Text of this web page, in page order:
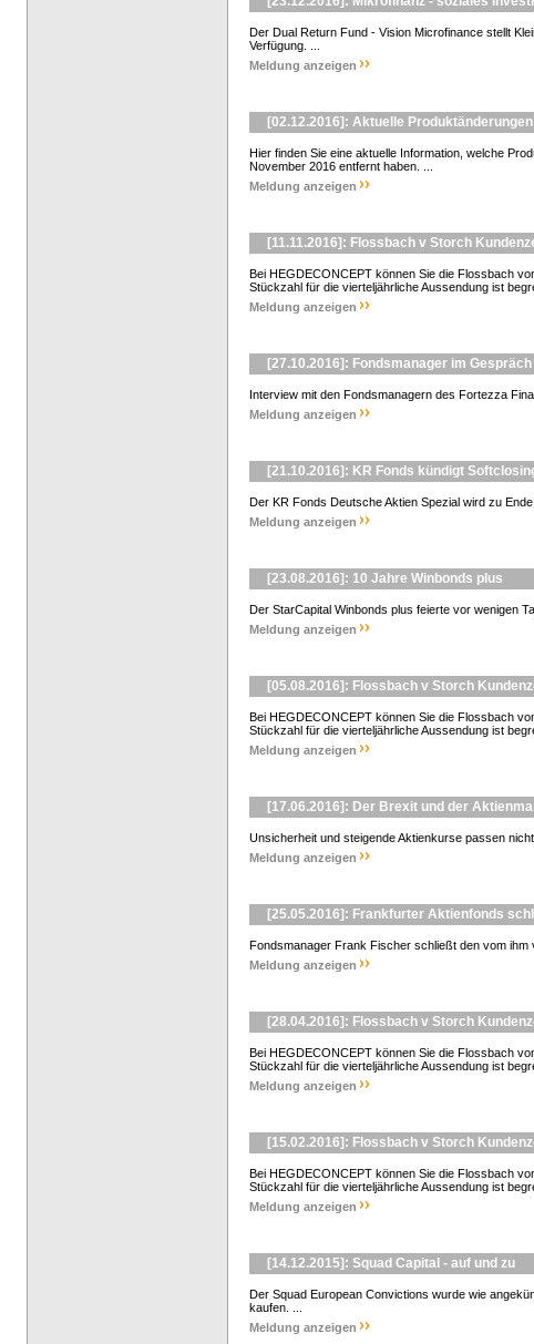
Der Dual Return Fund - Vision Microfinance stellt
Verfügung. ...
Meldung anzeigen
[02.12.2016]: Aktuelle
Hier finden Sie eine aktuelle Information, welche
November 2016 entfernt haben. ...
Meldung anzeigen
[11.11.2016]: Flossbach v Storch
Bei HEGDECONCEPT können Sie die Flossbach
Stückzahl für die vierteljährliche Aussendung ist
Meldung anzeigen
[27.10.2016]: Fondsmanager im Gespräch
Interview mit den Fondsmanagern des Fortezza
Meldung anzeigen
[21.10.2016]: KR Fonds kündigt
Der KR Fonds Deutsche Aktien Spezial wird zu
Meldung anzeigen
[23.08.2016]: 10 Jahre Winbonds plus
Der StarCapital Winbonds plus feierte vor wenigen
Meldung anzeigen
[05.08.2016]: Flossbach v Storch
Bei HEGDECONCEPT können Sie die Flossbach
Stückzahl für die vierteljährliche Aussendung ist
Meldung anzeigen
[17.06.2016]: Der Brexit und der
Unsicherheit und steigende Aktienkurse passen
Meldung anzeigen
[25.05.2016]: Frankfurter Aktienfonds
Fondsmanager Frank Fischer schließt den vom ihm
Meldung anzeigen
[28.04.2016]: Flossbach v Storch
Bei HEGDECONCEPT können Sie die Flossbach
Stückzahl für die vierteljährliche Aussendung ist
Meldung anzeigen
[15.02.2016]: Flossbach v Storch
Bei HEGDECONCEPT können Sie die Flossbach
Stückzahl für die vierteljährliche Aussendung ist
Meldung anzeigen
[14.12.2015]: Squad Capital - auf und zu
Der Squad European Convictions wurde wie
kaufen. ...
Meldung anzeigen